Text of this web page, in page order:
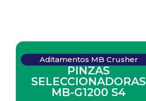
Aditamentos MB Crusher
PINZAS
SELECCIONADORAS
MB-G1200 S4